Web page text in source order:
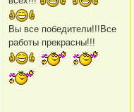
Вы все победители!!!Все
работы прекрасны!!!